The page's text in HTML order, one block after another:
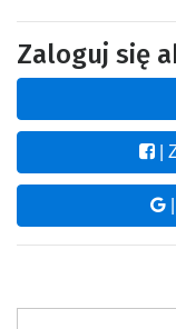
Zaloguj się
|
|